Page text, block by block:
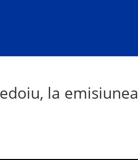
la emisiunea